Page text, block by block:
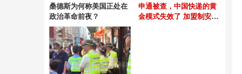
桑德斯为何称美国正处在
政治革命前夜？
申通被查，中国快递的黄
金模式失效了 加盟制安全